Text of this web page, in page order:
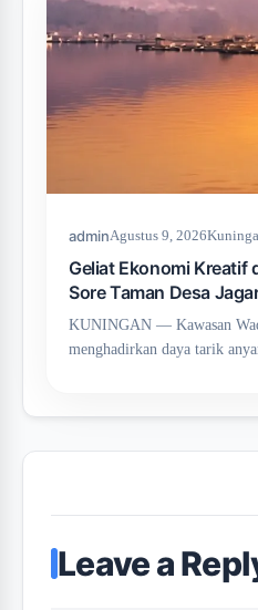
adminAgustus 9, 2026
Geliat Ekonomi Kreatif
Sore Taman Desa
KUNINGAN — Kawasan
menghadirkan daya tarik
Leave a